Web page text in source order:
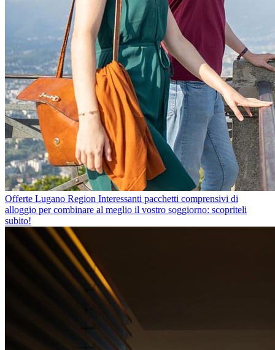
Offerte Lugano Region Interessanti pacchetti comprensivi di
alloggio per combinare al meglio il vostro soggiorno: scopriteli
subito!